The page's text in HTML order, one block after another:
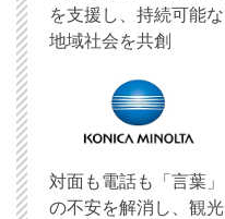
を支援し、持続可能な
地域社会を共創
対面も電話も「言葉」
の不安を解消し、観光